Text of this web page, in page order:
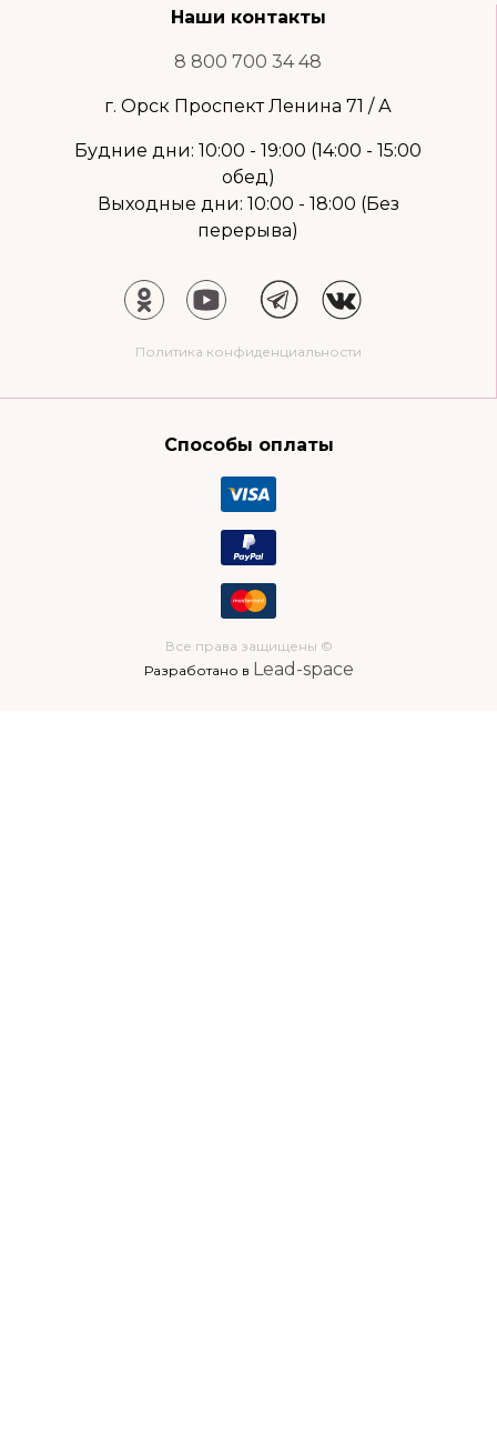
Наши контакты
8 800 700 34 48
г. Орск Проспект Ленина 71 / А
Будние дни: 10:00 - 19:00 (14:00 - 15:00
обед)
Выходные дни: 10:00 - 18:00 (Без
перерыва)
Политика конфиденциальности
Способы оплаты
Все права защищены ©
Разработано в Lead-space